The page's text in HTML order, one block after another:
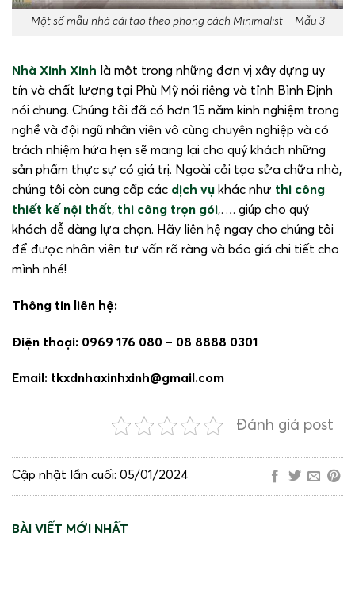
Một số mẫu nhà cải tạo theo phong cách Minimalist – Mẫu 3
Nhà Xinh Xinh là một trong những đơn vị xây dựng uy
tín và chất lượng tại Phù Mỹ nói riêng và tỉnh Bình Định
nói chung. Chúng tôi đã có hơn 15 năm kinh nghiệm trong
nghề và đội ngũ nhân viên vô cùng chuyên nghiệp và có
trách nhiệm hứa hẹn sẽ mang lại cho quý khách những
sản phẩm thực sự có giá trị. Ngoài cải tạo sửa chữa nhà,
chúng tôi còn cung cấp các dịch vụ khác như thi công
thiết kế nội thất, thi công trọn gói,…. giúp cho quý
khách dễ dàng lựa chọn. Hãy liên hệ ngay cho chúng tôi
để được nhân viên tư vấn rõ ràng và báo giá chi tiết cho
mình nhé!
Thông tin liên hệ:
Điện thoại: 0969 176 080 – 08 8888 0301
Email: tkxdnhaxinhxinh@gmail.com
Đánh giá post
Cập nhật lần cuối: 05/01/2024
BÀI VIẾT MỚI NHẤT